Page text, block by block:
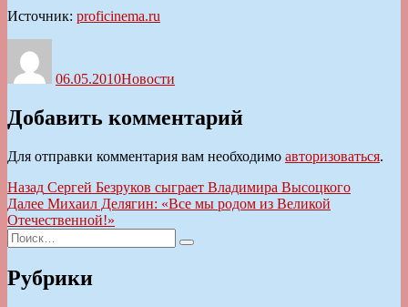
Источник: proficinema.ru
06.05.2010Новости
Добавить комментарий
Для отправки комментария вам необходимо авторизоваться.
Навигация
по
записям
Назад Предыдущая
запись:
Сергей Безруков сыграет Владимира Высоцкого
Далее Следующая
запись:
Михаил Делягин: «Все мы родом из Великой
Отечественной!»
Искать:
Поиск
Рубрики